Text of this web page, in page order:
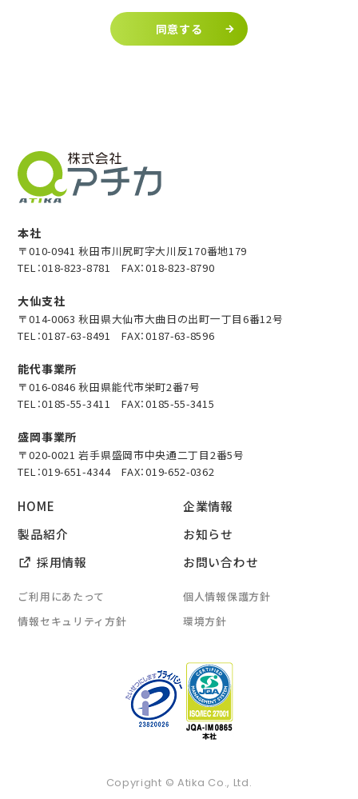
同意する
本社
〒010-0941 秋田市川尻町字大川反170番地179
TEL：018-823-8781 FAX：018-823-8790
大仙支社
〒014-0063 秋田県大仙市大曲日の出町一丁目6番12号
TEL：0187-63-8491 FAX：0187-63-8596
能代事業所
〒016-0846 秋田県能代市栄町2番7号
TEL：0185-55-3411 FAX：0185-55-3415
盛岡事業所
〒020-0021 岩手県盛岡市中央通二丁目2番5号
TEL：019-651-4344FAX：019-652-0362
HOME
企業情報
製品紹介
お知らせ
採用情報
お問い合わせ
ご利用にあたって
個人情報保護方針
情報セキュリティ方針
環境方針
Copyright © Atika Co., Ltd.